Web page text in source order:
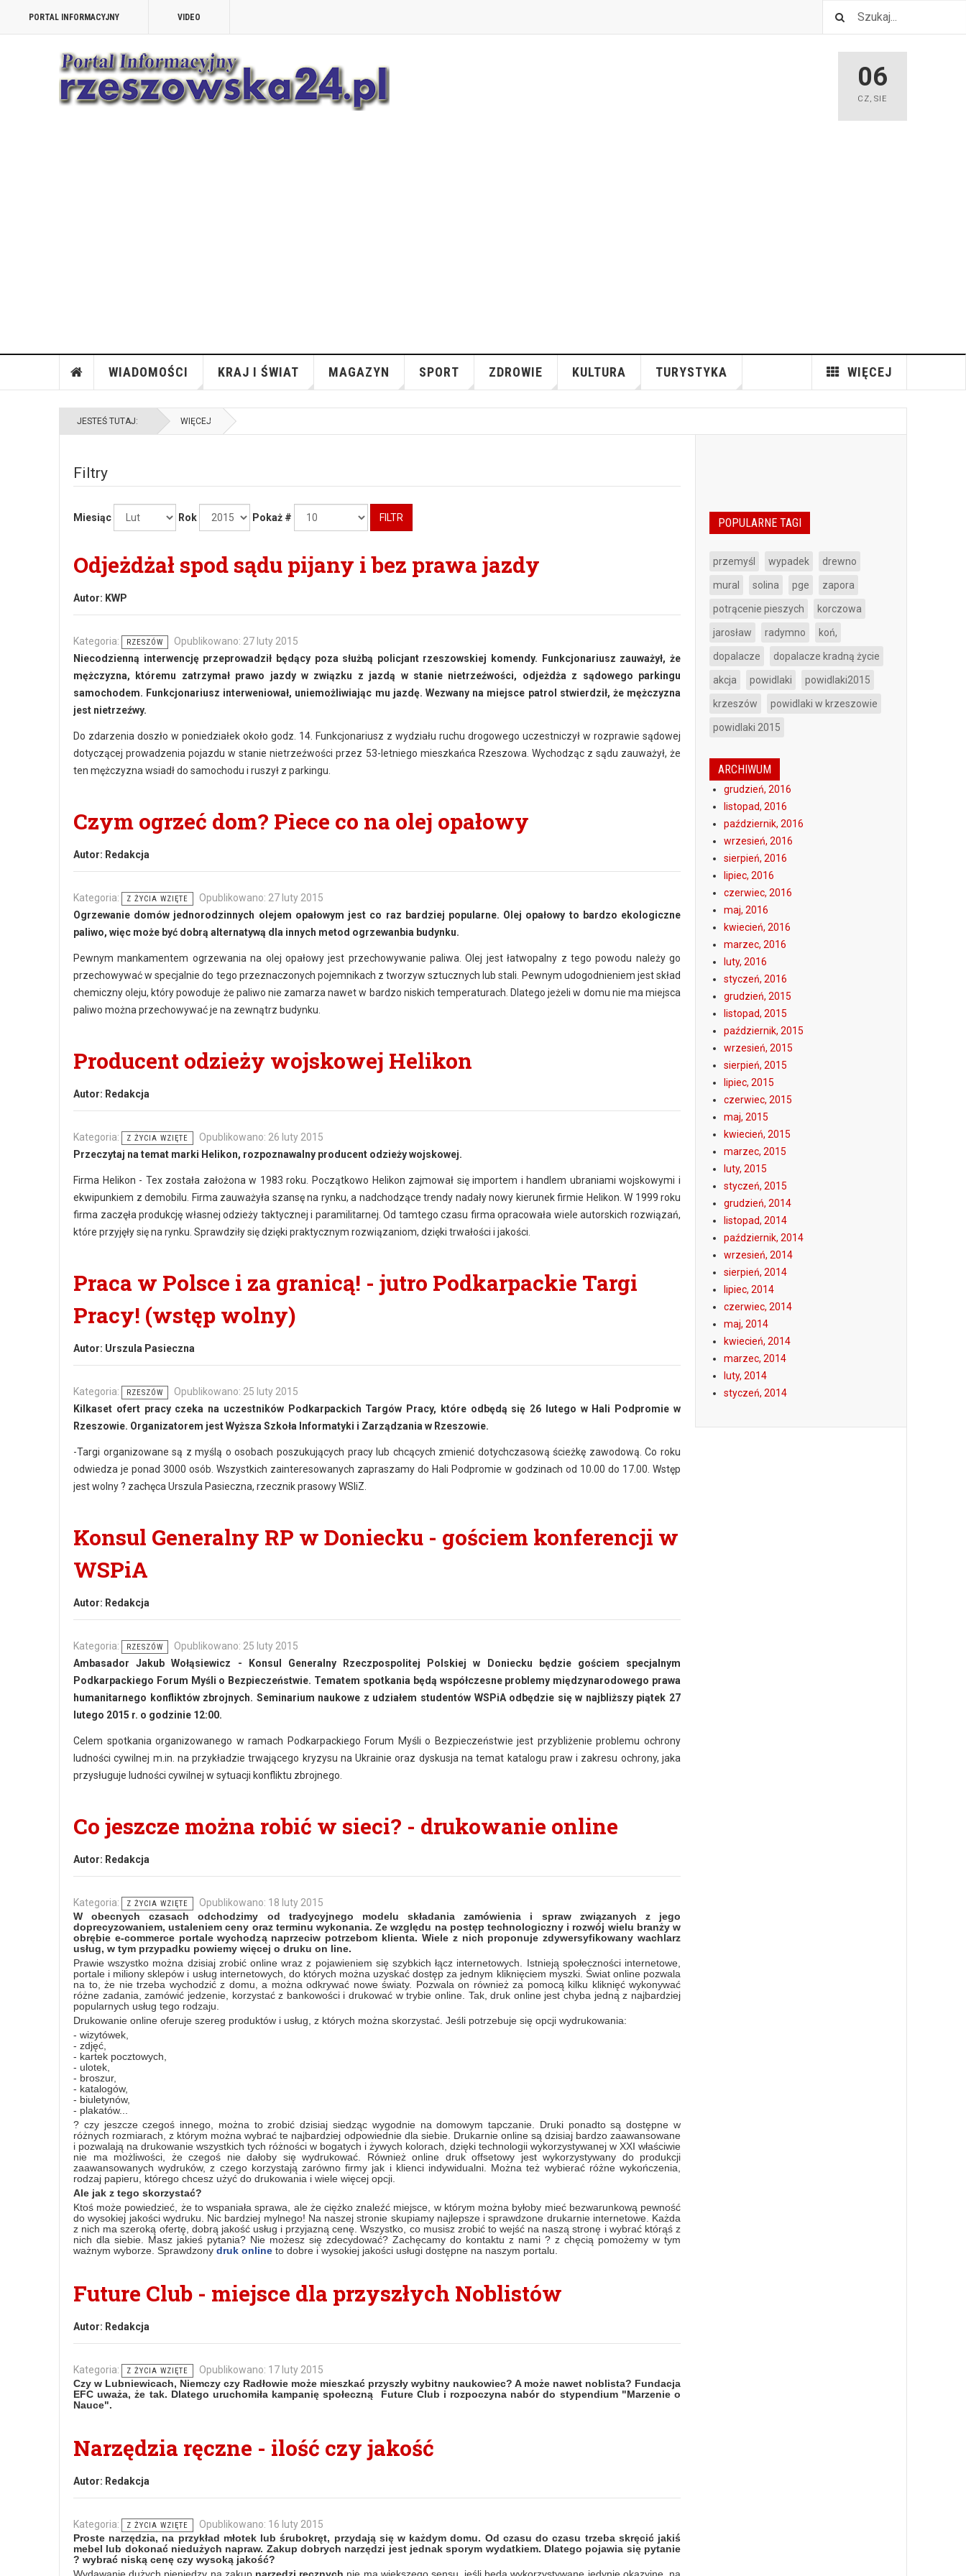
PORTAL INFORMACYJNY VIDEO
06
CZ,SIE
WIADOMOŚCI KRAJ I ŚWIAT MAGAZYN SPORT ZDROWIE KULTURA TURYSTYKA WIĘCEJ
JESTEŚ TUTAJ: WIĘCEJ
Filtry
Miesiąc Rok Pokaż # FILTR
Odjeżdżał spod sądu pijany i bez prawa jazdy
Autor: KWP
Kategoria: RZESZÓW
Opublikowano: 27 luty 2015
Niecodzienną interwencję przeprowadził będący poza służbą policjant rzeszowskiej komendy. Funkcjonariusz zauważył, że
mężczyzna, któremu zatrzymał prawo jazdy w związku z jazdą w stanie nietrzeźwości, odjeżdża z sądowego parkingu
samochodem. Funkcjonariusz interweniował, uniemożliwiając mu jazdę. Wezwany na miejsce patrol stwierdził, że mężczyzna
jest nietrzeźwy.
Do zdarzenia doszło w poniedziałek około godz. 14. Funkcjonariusz z wydziału ruchu drogowego uczestniczył w rozprawie sądowej
dotyczącej prowadzenia pojazdu w stanie nietrzeźwości przez 53-letniego mieszkańca Rzeszowa. Wychodząc z sądu zauważył, że
ten mężczyzna wsiadł do samochodu i ruszył z parkingu.
Czym ogrzeć dom? Piece co na olej opałowy
Autor: Redakcja
Kategoria: Z ŻYCIA WZIĘTE
Opublikowano: 27 luty 2015
Ogrzewanie domów jednorodzinnych olejem opałowym jest co raz bardziej popularne. Olej opałowy to bardzo ekologiczne
paliwo, więc może być dobrą alternatywą dla innych metod ogrzewanbia budynku.
Pewnym mankamentem ogrzewania na olej opałowy jest przechowywanie paliwa. Olej jest łatwopalny z tego powodu należy go
przechowywać w specjalnie do tego przeznaczonych pojemnikach z tworzyw sztucznych lub stali. Pewnym udogodnieniem jest skład
chemiczny oleju, który powoduje że paliwo nie zamarza nawet w bardzo niskich temperaturach. Dlatego jeżeli w domu nie ma miejsca
paliwo można przechowywać je na zewnątrz budynku.
Producent odzieży wojskowej Helikon
Autor: Redakcja
Kategoria: Z ŻYCIA WZIĘTE
Opublikowano: 26 luty 2015
Przeczytaj na temat marki Helikon, rozpoznawalny producent odzieży wojskowej.
Firma Helikon - Tex została założona w 1983 roku. Początkowo Helikon zajmował się importem i handlem ubraniami wojskowymi i
ekwipunkiem z demobilu. Firma zauważyła szansę na rynku, a nadchodzące trendy nadały nowy kierunek firmie Helikon. W 1999 roku
firma zaczęła produkcję własnej odzieży taktycznej i paramilitarnej. Od tamtego czasu firma opracowała wiele autorskich rozwiązań,
które przyjęły się na rynku. Sprawdziły się dzięki praktycznym rozwiązaniom, dzięki trwałości i jakości.
Praca w Polsce i za granicą! - jutro Podkarpackie Targi
Pracy! (wstęp wolny)
Autor: Urszula Pasieczna
Kategoria: RZESZÓW
Opublikowano: 25 luty 2015
Kilkaset ofert pracy czeka na uczestników Podkarpackich Targów Pracy, które odbędą się 26 lutego w Hali Podpromie w
Rzeszowie. Organizatorem jest Wyższa Szkoła Informatyki i Zarządzania w Rzeszowie.
-Targi organizowane są z myślą o osobach poszukujących pracy lub chcących zmienić dotychczasową ścieżkę zawodową. Co roku
odwiedza je ponad 3000 osób. Wszystkich zainteresowanych zapraszamy do Hali Podpromie w godzinach od 10.00 do 17.00. Wstęp
jest wolny ? zachęca Urszula Pasieczna, rzecznik prasowy WSIiZ.
Konsul Generalny RP w Doniecku - gościem konferencji w
WSPiA
Autor: Redakcja
Kategoria: RZESZÓW
Opublikowano: 25 luty 2015
Ambasador Jakub Wołąsiewicz - Konsul Generalny Rzeczpospolitej Polskiej w Doniecku będzie gościem specjalnym
Podkarpackiego Forum Myśli o Bezpieczeństwie. Tematem spotkania będą współczesne problemy międzynarodowego prawa
humanitarnego konfliktów zbrojnych. Seminarium naukowe z udziałem studentów WSPiA odbędzie się w najbliższy piątek 27
lutego 2015 r. o godzinie 12:00.
Celem spotkania organizowanego w ramach Podkarpackiego Forum Myśli o Bezpieczeństwie jest przybliżenie problemu ochrony
ludności cywilnej m.in. na przykładzie trwającego kryzysu na Ukrainie oraz dyskusja na temat katalogu praw i zakresu ochrony, jaka
przysługuje ludności cywilnej w sytuacji konfliktu zbrojnego.
Co jeszcze można robić w sieci? - drukowanie online
Autor: Redakcja
Kategoria: Z ŻYCIA WZIĘTE
Opublikowano: 18 luty 2015
W obecnych czasach odchodzimy od tradycyjnego modelu składania zamówienia i spraw związanych z jego
doprecyzowaniem, ustaleniem ceny oraz terminu wykonania. Ze względu na postęp technologiczny i rozwój wielu branży w
obrębie e-commerce portale wychodzą naprzeciw potrzebom klienta. Wiele z nich proponuje zdywersyfikowany wachlarz
usług, w tym przypadku powiemy więcej o druku on line.
Prawie wszystko można dzisiaj zrobić online wraz z pojawieniem się szybkich łącz internetowych. Istnieją społeczności internetowe,
portale i miliony sklepów i usług internetowych, do których można uzyskać dostęp za jednym kliknięciem myszki. Świat online pozwala
na to, że nie trzeba wychodzić z domu, a można odkrywać nowe światy. Pozwala on również za pomocą kilku kliknięć wykonywać
różne zadania, zamówić jedzenie, korzystać z bankowości i drukować w trybie online. Tak, druk online jest chyba jedną z najbardziej
popularnych usług tego rodzaju.
Drukowanie online oferuje szereg produktów i usług, z których można skorzystać. Jeśli potrzebuje się opcji wydrukowania:
- wizytówek,
- zdjęć,
- kartek pocztowych,
- ulotek,
- broszur,
- katalogów,
- biuletynów,
- plakatów...
? czy jeszcze czegoś innego, można to zrobić dzisiaj siedząc wygodnie na domowym tapczanie. Druki ponadto są dostępne w
różnych rozmiarach, z którym można wybrać te najbardziej odpowiednie dla siebie. Drukarnie online są dzisiaj bardzo zaawansowane
i pozwalają na drukowanie wszystkich tych różności w bogatych i żywych kolorach, dzięki technologii wykorzystywanej w XXI właściwie
nie ma możliwości, że czegoś nie dałoby się wydrukować. Również online druk offsetowy jest wykorzystywany do produkcji
zaawansowanych wydruków, z czego korzystają zarówno firmy jak i klienci indywidualni. Można też wybierać różne wykończenia,
rodzaj papieru, którego chcesz użyć do drukowania i wiele więcej opcji.
Ale jak z tego skorzystać?
Ktoś może powiedzieć, że to wspaniała sprawa, ale że ciężko znaleźć miejsce, w którym można byłoby mieć bezwarunkową pewność
do wysokiej jakości wydruku. Nic bardziej mylnego! Na naszej stronie skupiamy najlepsze i sprawdzone drukarnie internetowe. Każda
z nich ma szeroką ofertę, dobrą jakość usług i przyjazną cenę. Wszystko, co musisz zrobić to wejść na naszą stronę i wybrać którąś z
nich dla siebie. Masz jakieś pytania? Nie możesz się zdecydować? Zachęcamy do kontaktu z nami ? z chęcią pomożemy w tym
ważnym wyborze. Sprawdzony druk online to dobre i wysokiej jakości usługi dostępne na naszym portalu.
Future Club - miejsce dla przyszłych Noblistów
Autor: Redakcja
Kategoria: Z ŻYCIA WZIĘTE
Opublikowano: 17 luty 2015
Czy w Lubniewicach, Niemczy czy Radłowie może mieszkać przyszły wybitny naukowiec? A może nawet noblista? Fundacja
EFC uważa, że tak. Dlatego uruchomiła kampanię społeczną Future Club i rozpoczyna nabór do stypendium "Marzenie o
Nauce".
Narzędzia ręczne - ilość czy jakość
Autor: Redakcja
Kategoria: Z ŻYCIA WZIĘTE
Opublikowano: 16 luty 2015
Proste narzędzia, na przykład młotek lub śrubokręt, przydają się w każdym domu. Od czasu do czasu trzeba skręcić jakiś
mebel lub dokonać niedużych napraw. Zakup dobrych narzędzi jest jednak sporym wydatkiem. Dlatego pojawia się pytanie
? wybrać niską cenę czy wysoką jakość?
POPULARNE TAGI
przemyśl wypadek drewno
mural solina pge zapora
potrącenie pieszych korczowa
jarosław radymno koń,
dopalacze dopalacze kradną życie
akcja powidlaki powidlaki2015
krzeszów powidlaki w krzeszowie
powidlaki 2015
ARCHIWUM
grudzień, 2016
listopad, 2016
październik, 2016
wrzesień, 2016
sierpień, 2016
lipiec, 2016
czerwiec, 2016
maj, 2016
kwiecień, 2016
marzec, 2016
luty, 2016
styczeń, 2016
grudzień, 2015
listopad, 2015
październik, 2015
wrzesień, 2015
sierpień, 2015
lipiec, 2015
czerwiec, 2015
maj, 2015
kwiecień, 2015
marzec, 2015
luty, 2015
styczeń, 2015
grudzień, 2014
listopad, 2014
październik, 2014
wrzesień, 2014
sierpień, 2014
lipiec, 2014
czerwiec, 2014
maj, 2014
kwiecień, 2014
marzec, 2014
luty, 2014
styczeń, 2014